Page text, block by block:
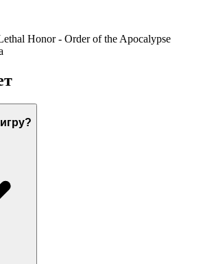
Honor - Order of the Apocalypse